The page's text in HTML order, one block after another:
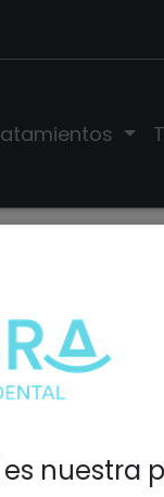
nuestra